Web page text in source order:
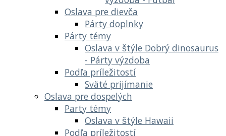
Oslava pre dievča
Párty doplnky
Párty témy
Oslava v štýle Dobrý dinosaurus
- Párty výzdoba
Podľa príležitostí
Sväté prijímanie
Oslava pre dospelých
Party témy
Oslava v štýle Hawaii
Podľa príležitostí